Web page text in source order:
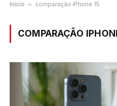
Início » comparação iPhone 15
COMPARAÇÃO